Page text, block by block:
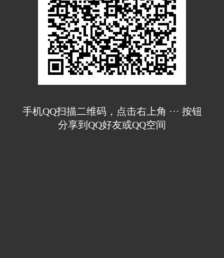
手机QQ扫描二维码，点击右上角 ··· 按钮
分享到QQ好友或QQ空间